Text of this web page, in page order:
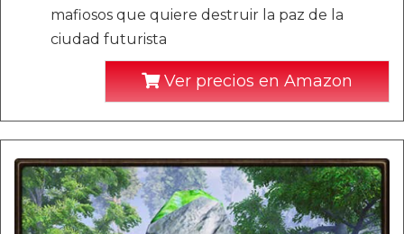
mafiosos que quiere destruir la paz de la
ciudad futurista
Ver precios en Amazon